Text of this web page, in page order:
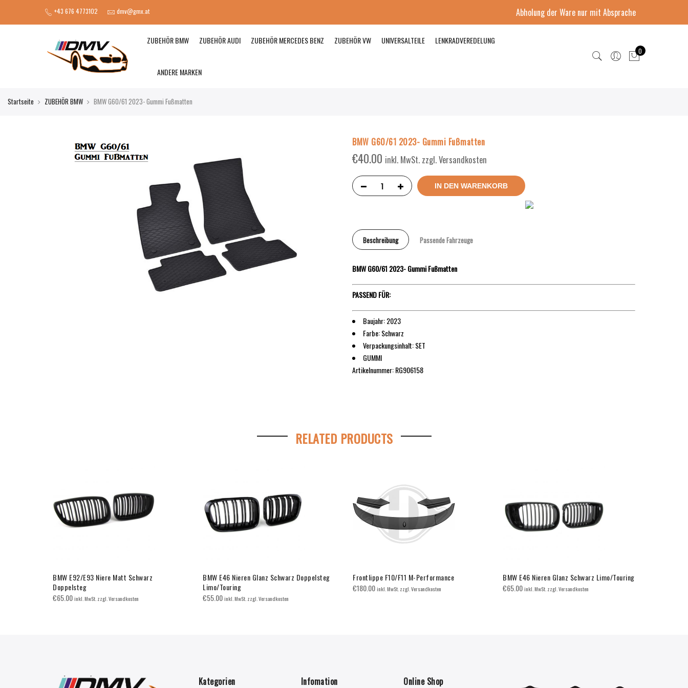
+43 676 4773102 dmv@gmx.at Abholung der Ware nur mit Absprache
ZUBEHÖR BMW ZUBEHÖR AUDI ZUBEHÖR MERCEDES BENZ ZUBEHÖR VW UNIVERSALTEILE LENKRADVEREDELUNG
ANDERE MARKEN
0
Startseite ZUBEHÖR BMW BMW G60/61 2023- Gummi Fußmatten
BMW G60/61 2023- Gummi Fußmatten
€40.00 inkl. MwSt. zzgl. Versandkosten
IN DEN WARENKORB
Beschreibung Passende Fahrzeuge
BMW G60/61 2023- Gummi Fußmatten
PASSEND FÜR:
Baujahr: 2023
Farbe: Schwarz
Verpackungsinhalt: SET
GUMMI
Artikelnummer:RG906158
RELATED PRODUCTS
BMW E92/E93 Niere Matt Schwarz
Doppelsteg
€65.00inkl. MwSt. zzgl. Versandkosten
BMW E46 Nieren Glanz Schwarz Doppelsteg
Limo/Touring
€55.00inkl. MwSt. zzgl. Versandkosten
Frontlippe F10/F11 M-Performance
€180.00inkl. MwSt. zzgl. Versandkosten
BMW E46 Nieren Glanz Schwarz Limo/Touring
€65.00inkl. MwSt. zzgl. Versandkosten
Kategorien Infomation Online Shop